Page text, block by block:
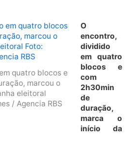
quatro blocos e
marcou o
eleitoral
/ Agencia RBS
O
encontro,
dividido
em quatro
blocos e
com
2h30min
de
duração,
marca o
início da